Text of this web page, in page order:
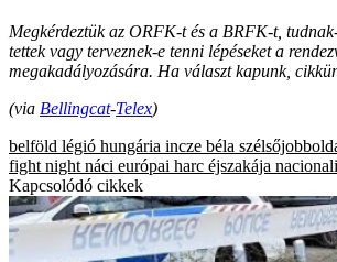
Megkérdeztük az ORFK-t és a BRFK-t,
tettek vagy terveznek-e tenni lépéseket a
megakadályozására. Ha választ kapunk,
(via Bellingcat-Telex)
belföld légió hungária incze béla
fight night náci európai harc éjszakája
Kapcsolódó cikkek